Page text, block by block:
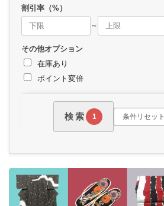
割引率（%）
～
その他オプション
在庫あり
ポイント変倍
検索 1 条件リセット